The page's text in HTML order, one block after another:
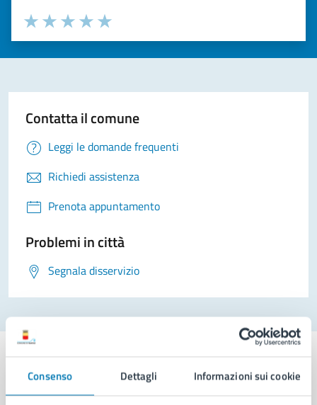
Consenso Dettagli Informazioni sui cookie
Valuta la chiarezza delle informazioni (da 1 a 5 stelle)
Seleziona il numero di stelle per valutare la chiarezza delle
Valuta 5 stelle su 5
Valuta 4 stelle su 5
Valuta 3 stelle su 5
Valuta 2 stelle su 5
Valuta 1 stelle su 5
Contatta il comune
Leggi le domande frequenti
Richiedi assistenza
Prenota appuntamento
Problemi in città
Segnala disservizio